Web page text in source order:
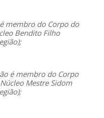
membro do Corpo do
Bendito Filho
é membro do Corpo
Mestre Sidom